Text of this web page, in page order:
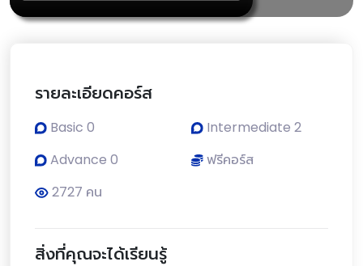
รายละเอียดคอร์ส
Basic 0
Intermediate 2
Advance 0
ฟรีคอร์ส
2727 คน
สิ่งที่คุณจะได้เรียนรู้